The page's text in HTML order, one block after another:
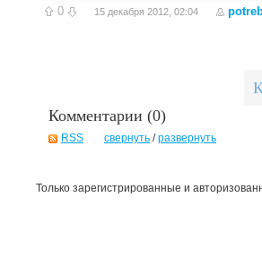
0 15 декабря 2012, 02:04
Комментарии (0)
RSS свернуть /развернуть
Только зарегистрированные и